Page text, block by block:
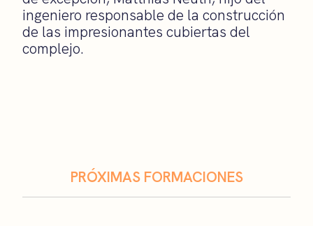
ingeniero responsable de la construcción
de las impresionantes cubiertas del
complejo.
PRÓXIMAS FORMACIONES